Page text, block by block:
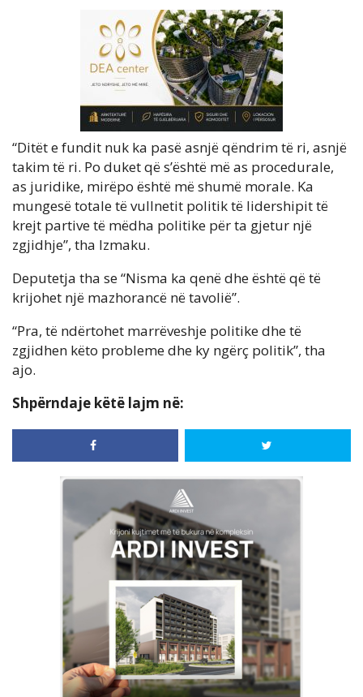
“Ditët e fundit nuk ka pasë asnjë qëndrim të ri, asnjë
takim të ri. Po duket që s’është më as procedurale,
as juridike, mirëpo është më shumë morale. Ka
mungesë totale të vullnetit politik të lidershipit të
krejt partive të mëdha politike për ta gjetur një
zgjidhje”, tha Izmaku.
Deputetja tha se “Nisma ka qenë dhe është që të
krijohet një mazhorancë në tavolië”.
“Pra, të ndërtohet marrëveshje politike dhe të
zgjidhen këto probleme dhe ky ngërç politik”, tha
ajo.
Shpërndaje këtë lajm në: